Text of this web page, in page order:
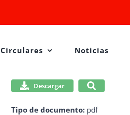
Circulares Noticias
Descargar
Tipo de documento: pdf